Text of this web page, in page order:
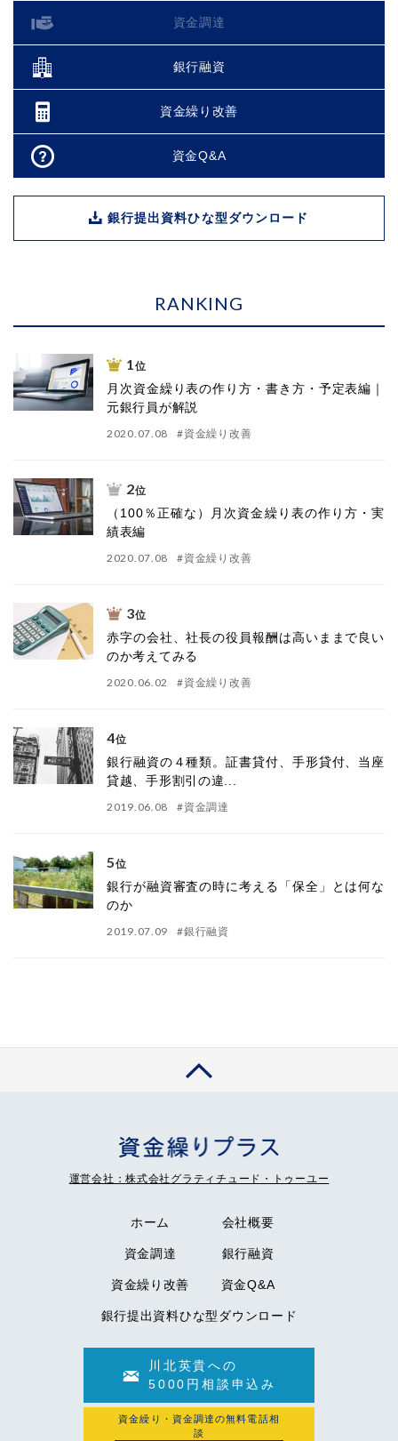
資金調達
銀行融資
資金繰り改善
資金Q&A
銀行提出資料ひな型ダウンロード
RANKING
1位
月次資金繰り表の作り方・書き方・予定表編｜
元銀行員が解説
2020.07.08 #資金繰り改善
2位
（100％正確な）月次資金繰り表の作り方・実
績表編
2020.07.08 #資金繰り改善
3位
赤字の会社、社長の役員報酬は高いままで良い
のか考えてみる
2020.06.02 #資金繰り改善
4位
銀行融資の４種類。証書貸付、手形貸付、当座
貸越、手形割引の違...
2019.06.08 #資金調達
5位
銀行が融資審査の時に考える「保全」とは何な
のか
2019.07.09 #銀行融資
運営会社：株式会社グラティチュード・トゥーユー
ホーム 会社概要
資金調達 銀行融資
資金繰り改善 資金Q&A
銀行提出資料ひな型ダウンロード
川北英貴への
5000円相談申込み
資金繰り・資金調達の無料電話相
談